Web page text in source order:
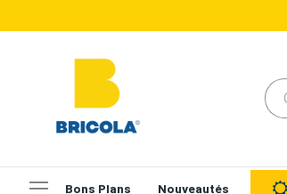
Bons Plans Nouveautés